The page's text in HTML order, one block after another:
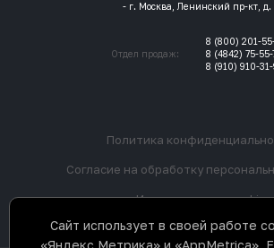
- г. Москва, Ленинский пр-кт, д.
Отдел продаж:
8 (800) 201-
8 (4842) 75-55-
8 (910) 910-
Политика
Согласие на обработку
Использование cookie
Сайт использует в своей работе
«Яндекс.Метрика» и «AppMetrica».